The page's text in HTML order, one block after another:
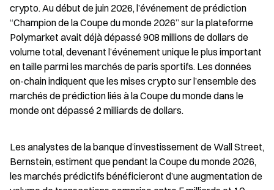
crypto. Au début de juin 2026, l’événement de prédiction
“Champion de la Coupe du monde 2026” sur la plateforme
Polymarket avait déjà dépassé 908 millions de dollars de
volume total, devenant l’événement unique le plus important
en taille parmi les marchés de paris sportifs. Les données
on-chain indiquent que les mises crypto sur l’ensemble des
marchés de prédiction liés à la Coupe du monde dans le
monde ont dépassé 2 milliards de dollars.
Les analystes de la banque d’investissement de Wall Street,
Bernstein, estiment que pendant la Coupe du monde 2026,
les marchés prédictifs bénéficieront d’une augmentation de